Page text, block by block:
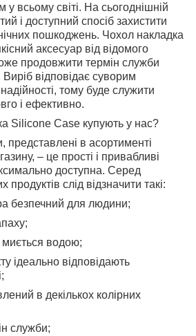
всьому світі. На сьогоднішній
і доступний спосіб захистити
пошкоджень. Чохол накладка
аксесуар від відомого
продовжити термін служби
відповідає суворим
тому буде служити
і ефективно.
Silicone Case купують у нас?
представлені в асортименті
– це прості і привабливі
доступна. Серед
слід відзначити такі:
безпечний для людини;
миється водою;
ідеально відповідають
в декількох колірних
служби;